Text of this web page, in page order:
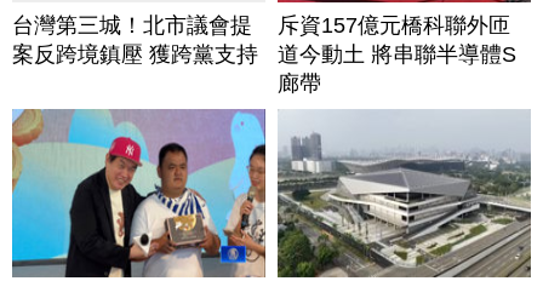
台灣第三城！北市議會提
案反跨境鎮壓 獲跨黨支持
斥資157億元橋科聯外匝
道今動土 將串聯半導體S
廊帶